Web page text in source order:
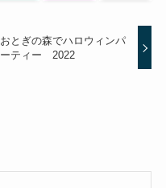
おとぎの森でハロウィンパ
ーティー 2022